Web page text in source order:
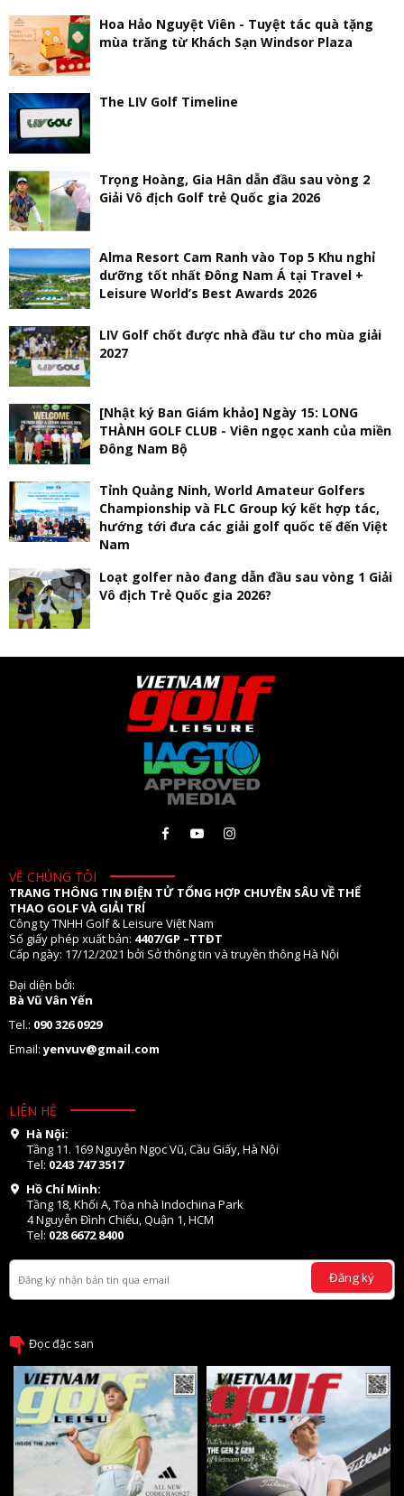
Hoa Hảo Nguyệt Viên - Tuyệt tác quà tặng
mùa trăng từ Khách Sạn Windsor Plaza
The LIV Golf Timeline
Trọng Hoàng, Gia Hân dẫn đầu sau vòng 2
Giải Vô địch Golf trẻ Quốc gia 2026
Alma Resort Cam Ranh vào Top 5 Khu nghỉ
dưỡng tốt nhất Đông Nam Á tại Travel +
Leisure World’s Best Awards 2026
LIV Golf chốt được nhà đầu tư cho mùa giải
2027
[Nhật ký Ban Giám khảo] Ngày 15: LONG
THÀNH GOLF CLUB - Viên ngọc xanh của miền
Đông Nam Bộ
Tỉnh Quảng Ninh, World Amateur Golfers
Championship và FLC Group ký kết hợp tác,
hướng tới đưa các giải golf quốc tế đến Việt
Nam
Loạt golfer nào đang dẫn đầu sau vòng 1 Giải
Vô địch Trẻ Quốc gia 2026?
VỀ CHÚNG TÔI
TRANG THÔNG TIN ĐIỆN TỬ TỔNG HỢP CHUYÊN SÂU VỀ THỂ
THAO GOLF VÀ GIẢI TRÍ
Công ty TNHH Golf & Leisure Việt Nam
Số giấy phép xuất bản: 4407/GP –TTĐT
Cấp ngày: 17/12/2021 bởi Sở thông tin và truyền thông Hà Nội
Đại diện bởi:
Bà Vũ Vân Yến
Tel.: 090 326 0929
Email:yenvuv@gmail.com
LIÊN HỆ
Hà Nội:
Tầng 11. 169 Nguyễn Ngọc Vũ, Cầu Giấy, Hà Nội
Tel: 0243 747 3517
Hồ Chí Minh:
Tầng 18, Khối A, Tòa nhà Indochina Park
4 Nguyễn Đình Chiểu, Quận 1, HCM
Tel: 028 6672 8400
Đăng ký
Đọc đặc san